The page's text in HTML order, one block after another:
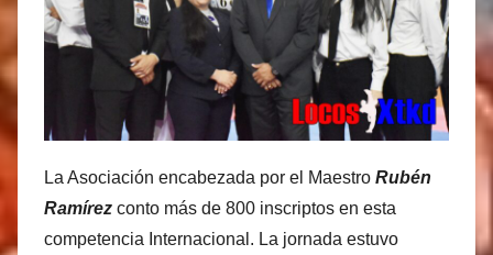
M
a
n
e
z
La Asociación encabezada por el Maestro Rubén
Ramírez conto más de 800 inscriptos en esta
competencia Internacional. La jornada estuvo